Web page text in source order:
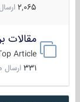
2,065 ارسال
مقالات
Top Article
331 ارسال ها